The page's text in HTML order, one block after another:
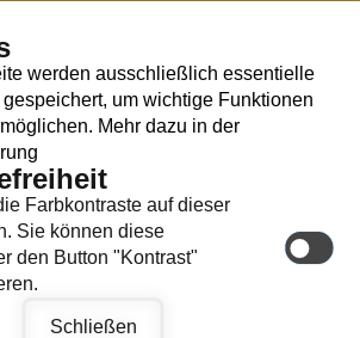
und 14:00 bis 16:00 Uhr
und 14:00 bis 16:00 Uhr
nur mit Terminvereinbarung)
nachmittags geschlossen
und 14:00 bis 18:00 Uhr
09.08.2026
34°C
Überwiegend bewölkt
werden ausschließlich essentielle
um wichtige Funktionen
Mehr dazu in der
Farbkontraste auf dieser
Sie können diese
den Button "Kontrast"
Schließen